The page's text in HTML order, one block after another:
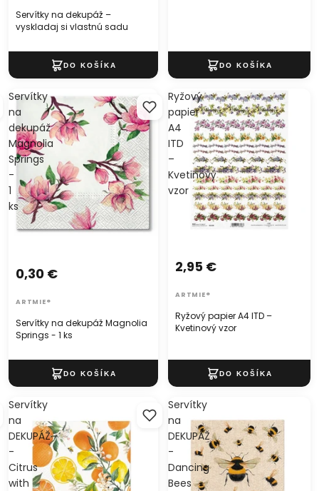
Servítky na dekupáž –
vyskladaj si vlastnú sadu
Servítky
na
dekupáž
Magnolia
Springs
-
1
ks
Servítky na dekupáž Magnolia
Springs - 1 ks
0,30 €
ARTMIE®
Ryžový
papier
A4
ITD
–
Kvetinový
vzor
Ryžový papier A4 ITD –
Kvetinový vzor
2,95 €
ARTMIE®
Servítky
na
DEKUPÁŽ
-
Citrus
with
Servítky
na
DEKUPÁŽ
-
Dancing
Bees